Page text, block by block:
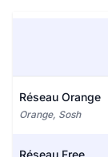
Réseau Orange
Orange, Sosh
Réseau Free